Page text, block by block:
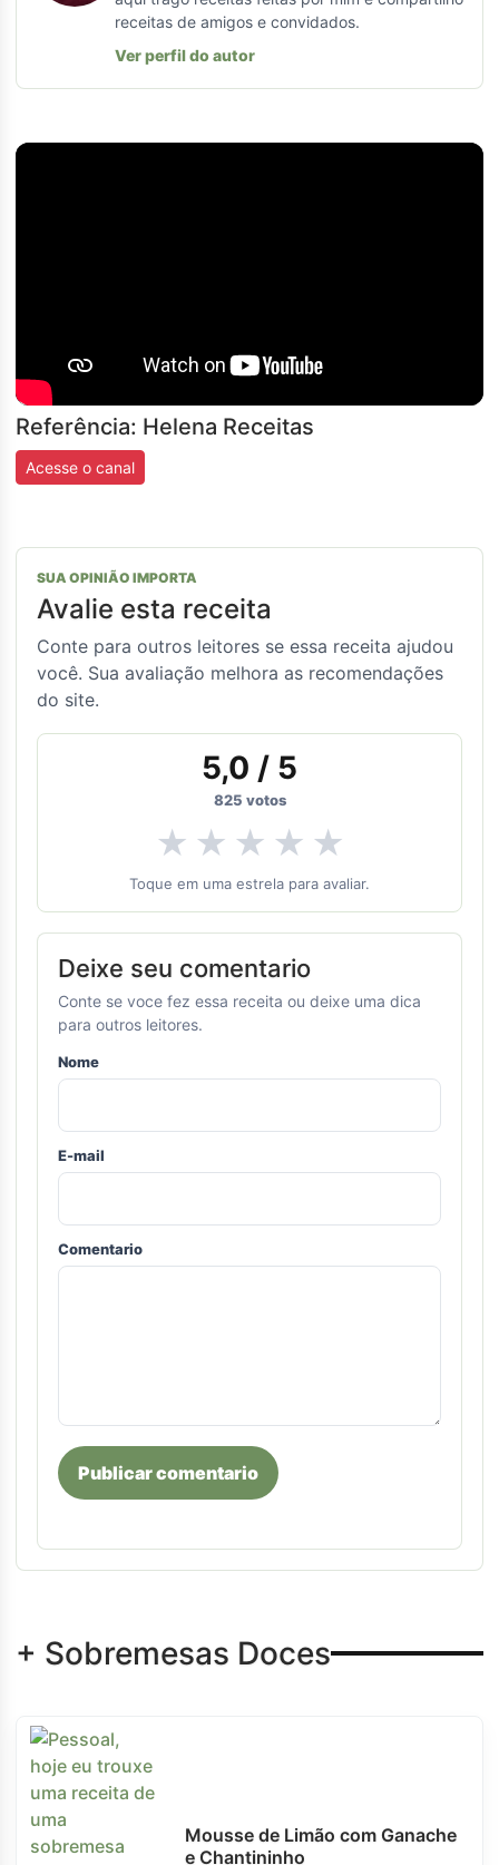
receitas de amigos e convidados.
Ver perfil do autor
Referência: Helena Receitas
Acesse o canal
SUA OPINIÃO IMPORTA
Avalie esta receita
Conte para outros leitores se essa receita ajudou
você. Sua avaliação melhora as recomendações
do site.
5,0 / 5
825 votos
★ ★ ★ ★ ★
Toque em uma estrela para avaliar.
Deixe seu comentario
Conte se voce fez essa receita ou deixe uma dica
para outros leitores.
Nome
E-mail
Comentario
Publicar comentario
+ Sobremesas Doces
Mousse de Limão com Ganache
e Chantininho